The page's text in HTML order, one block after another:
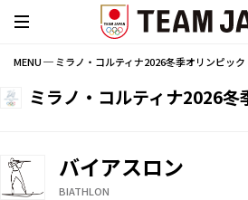
MENU ─ ミラノ・コルティナ2026冬季オリンピック
ミラノ・コルティナ2026冬
バイアスロン
BIATHLON